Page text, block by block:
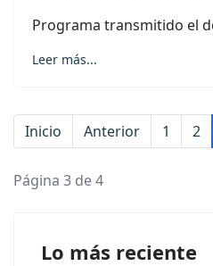
Programa transmitido el
Leer más...
Inicio Anterior 1 2
Página 3 de 4
Lo más reciente